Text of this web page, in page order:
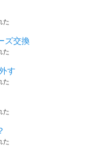
た
ズ交換
た
す
た
た
た